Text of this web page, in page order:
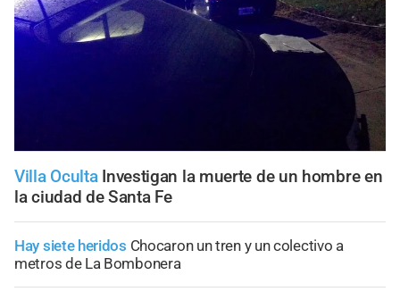
Villa Oculta Investigan la muerte de un hombre en
la ciudad de Santa Fe
Hay siete heridos Chocaron un tren y un colectivo a
metros de La Bombonera